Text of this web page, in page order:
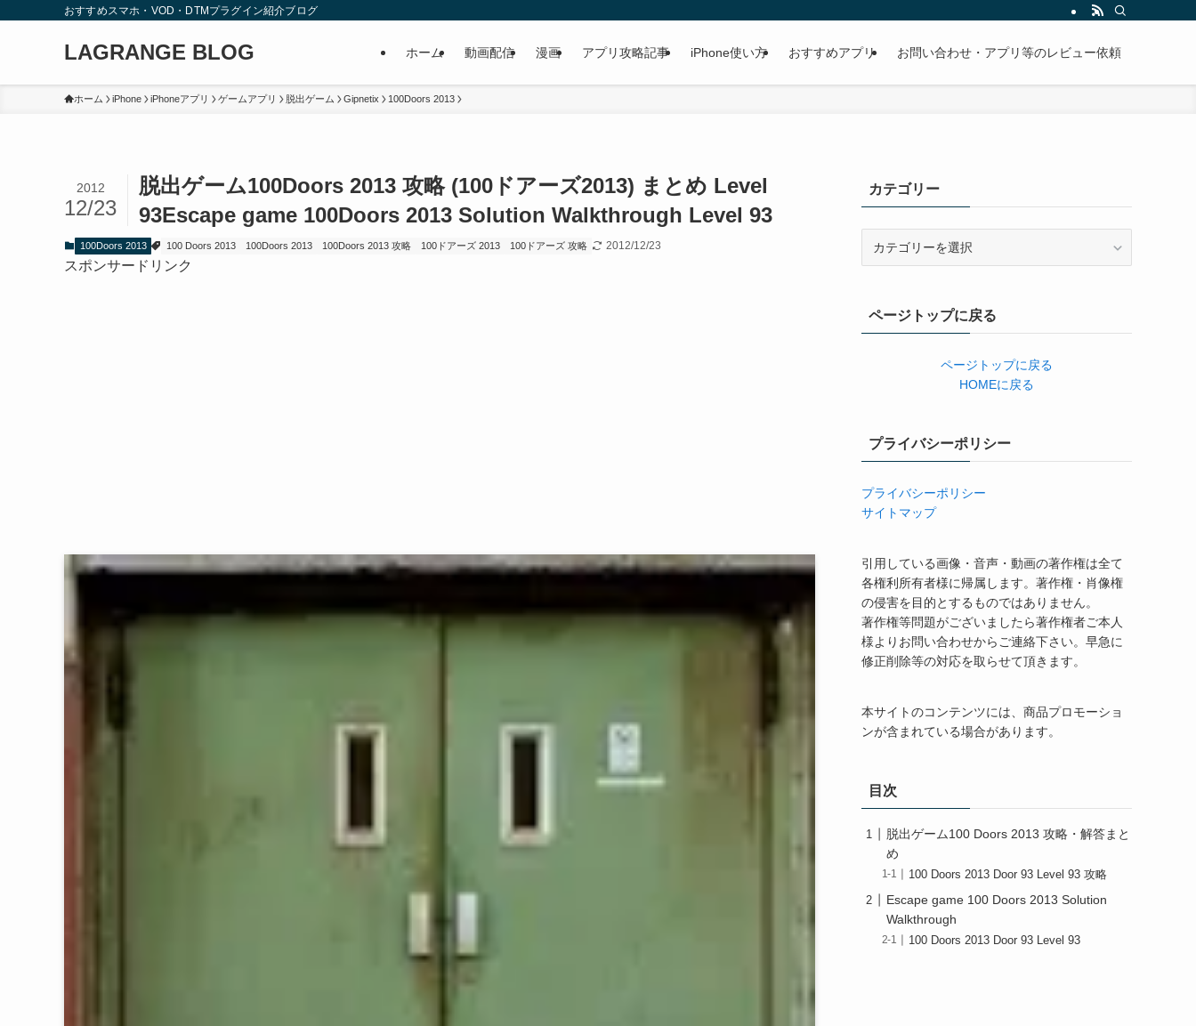
おすすめスマホ・VOD・DTMプラグイン紹介ブログ
LAGRANGE BLOG ホーム 動画配信 漫画 アプリ攻略記事 iPhone使い方 おすすめアプリ お問い合わせ・アプリ等のレビュー依頼
ホーム iPhone iPhoneアプリ ゲームアプリ 脱出ゲーム Gipnetix 100Doors 2013
脱出ゲーム100Doors 2013 攻略 (100ドアーズ2013) まとめ Level
93Escape game 100Doors 2013 Solution Walkthrough Level 93
2012
12/23
100Doors 2013 100 Doors 2013 100Doors 2013 100Doors 2013 攻略 100ドアーズ 2013 100ドアーズ 攻略 2012/12/23
スポンサードリンク
カテゴリー
ーページトップに戻る
ページトップに戻る
HOMEに戻る
プライバシーポリシー
プライバシーポリシー
サイトマップ
引用している画像・音声・動画の著作権は全て
各権利所有者様に帰属します。著作権・肖像権
の侵害を目的とするものではありません。
著作権等問題がございましたら著作権者ご本人
様よりお問い合わせからご連絡下さい。早急に
修正削除等の対応を取らせて頂きます。
本サイトのコンテンツには、商品プロモーショ
ンが含まれている場合があります。
目次
脱出ゲーム100 Doors 2013 攻略・解答まと
め
100 Doors 2013 Door 93 Level 93 攻略
Escape game 100 Doors 2013 Solution
Walkthrough
100 Doors 2013 Door 93 Level 93